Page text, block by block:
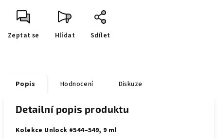
Zeptat se Hlídat Sdílet
Popis Hodnocení Diskuze
Detailní popis produktu
Kolekce Unlock #544–549, 9 ml